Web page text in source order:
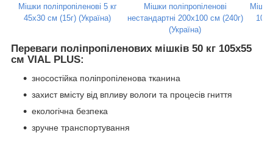
Мішки поліпропіленові 5 кг
45х30 см (15г) (Україна)
Мішки поліпропіленові
нестандартні 200x100 см (240г)
(Україна)
Мішки
Переваги поліпропіленових мішків 50 кг 105х55
см VIAL PLUS:
зносостійка поліпропіленова тканина
захист вмісту від впливу вологи та процесів гниття
екологічна безпека
зручне транспортування